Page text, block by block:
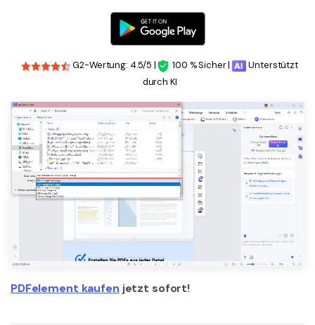
G2-Wertung: 4.5/5 | 100 % Sicher |
Unterstützt
durch KI
PDFelement kaufen jetzt sofort!